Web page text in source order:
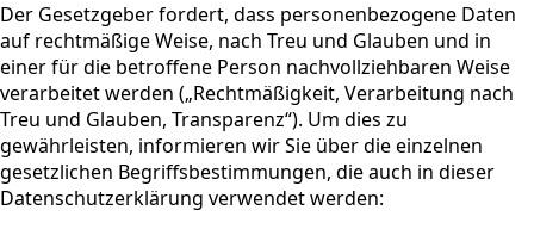
Der Gesetzgeber fordert, dass personenbezogene Daten
auf rechtmäßige Weise, nach Treu und Glauben und in
einer für die betroffene Person nachvollziehbaren Weise
verarbeitet werden („Rechtmäßigkeit, Verarbeitung nach
Treu und Glauben, Transparenz“). Um dies zu
gewährleisten, informieren wir Sie über die einzelnen
gesetzlichen Begriffsbestimmungen, die auch in dieser
Datenschutzerklärung verwendet werden: